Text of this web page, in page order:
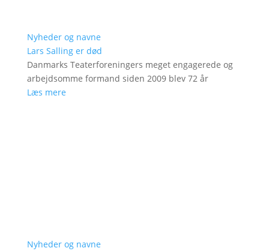
Nyheder og navne
Lars Salling er død
Danmarks Teaterforeningers meget engagerede og
arbejdsomme formand siden 2009 blev 72 år
Læs mere
Nyheder og navne